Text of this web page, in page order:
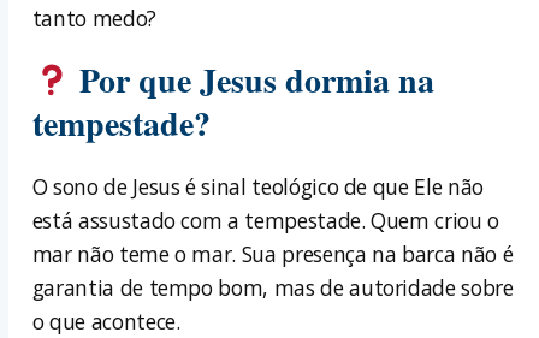
tanto medo?
Por que Jesus dormia na
tempestade?
O sono de Jesus é sinal teológico de que Ele não
está assustado com a tempestade. Quem criou o
mar não teme o mar. Sua presença na barca não é
garantia de tempo bom, mas de autoridade sobre
o que acontece.